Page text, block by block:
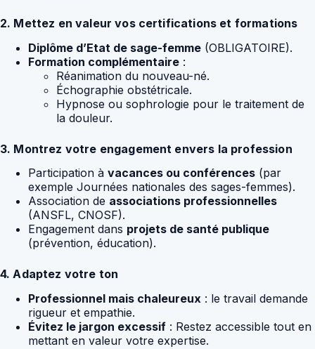
2. Mettez en valeur vos certifications et formations
Diplôme d’Etat de sage-femme (OBLIGATOIRE).
Formation complémentaire :
Réanimation du nouveau-né.
Échographie obstétricale.
Hypnose ou sophrologie pour le traitement de
la douleur.
3. Montrez votre engagement envers la profession
Participation à vacances ou conférences (par
exemple Journées nationales des sages-femmes).
Association de associations professionnelles
(ANSFL, CNOSF).
Engagement dans projets de santé publique
(prévention, éducation).
4. Adaptez votre ton
Professionnel mais chaleureux : le travail demande
rigueur et empathie.
Évitez le jargon excessif : Restez accessible tout en
mettant en valeur votre expertise.